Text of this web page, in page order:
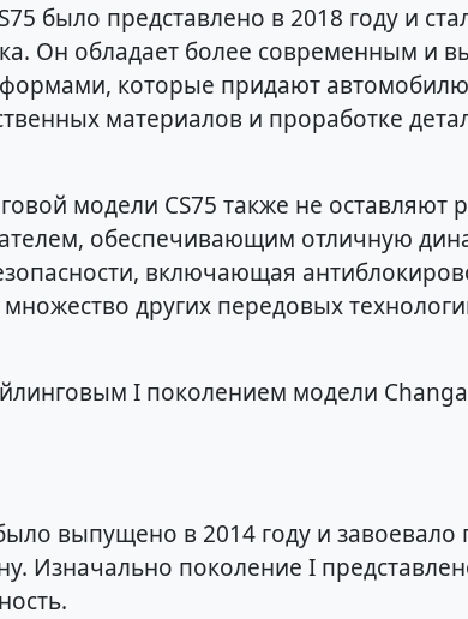
было представлено в 2018 году и
Он обладает более современным и
которые придают
материалов и проработке
модели CS75 также не
обеспечивающим отличную
включающая
других передовых
I поколением модели
выпущено в 2014 году и завоевало
Изначально поколение I